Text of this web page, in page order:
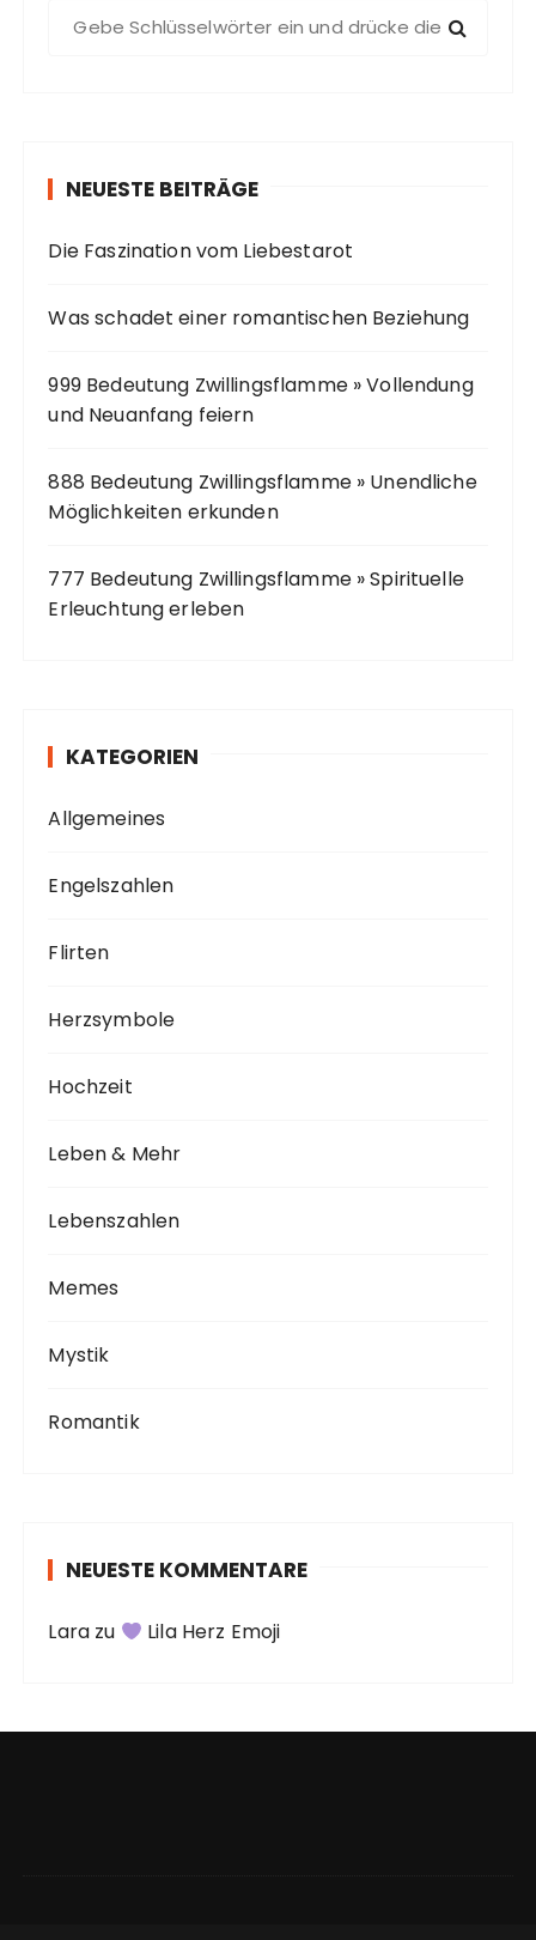
h
NEUESTE BEITRÄGE
Die Faszination vom Liebestarot
Was schadet einer romantischen Beziehung
999 Bedeutung Zwillingsflamme » Vollendung
und Neuanfang feiern
888 Bedeutung Zwillingsflamme » Unendliche
Möglichkeiten erkunden
777 Bedeutung Zwillingsflamme » Spirituelle
Erleuchtung erleben
KATEGORIEN
Allgemeines
Engelszahlen
Flirten
Herzsymbole
Hochzeit
Leben & Mehr
Lebenszahlen
Memes
Mystik
Romantik
NEUESTE KOMMENTARE
Lara zu Lila Herz Emoji